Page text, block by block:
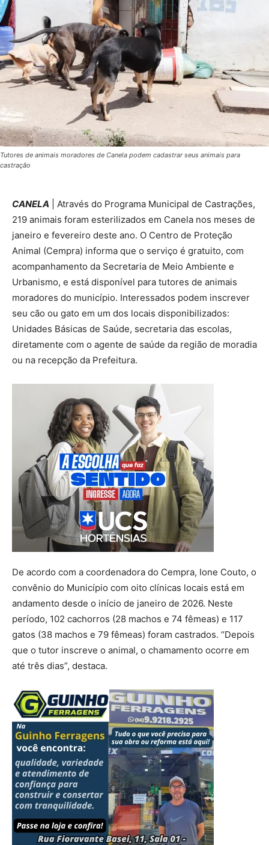
Tutores de animais moradores de Canela podem cadastrar seus animais para
castração
CANELA | Através do Programa Municipal de Castrações,
219 animais foram esterilizados em Canela nos meses de
janeiro e fevereiro deste ano. O Centro de Proteção
Animal (Cempra) informa que o serviço é gratuito, com
acompanhamento da Secretaria de Meio Ambiente e
Urbanismo, e está disponível para tutores de animais
moradores do município. Interessados podem inscrever
seu cão ou gato em um dos locais disponibilizados:
Unidades Básicas de Saúde, secretaria das escolas,
diretamente com o agente de saúde da região de moradia
ou na recepção da Prefeitura.
De acordo com a coordenadora do Cempra, Ione Couto, o
convênio do Município com oito clínicas locais está em
andamento desde o início de janeiro de 2026. Neste
período, 102 cachorros (28 machos e 74 fêmeas) e 117
gatos (38 machos e 79 fêmeas) foram castrados. “Depois
que o tutor inscreve o animal, o chamamento ocorre em
até três dias”, destaca.